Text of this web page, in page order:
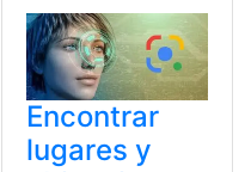
Encontrar
lugares y